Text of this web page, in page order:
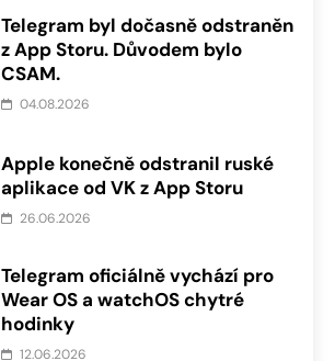
Telegram byl dočasně odstraněn
z App Storu. Důvodem bylo
CSAM.
04.08.2026
Apple konečně odstranil ruské
aplikace od VK z App Storu
26.06.2026
Telegram oficiálně vychází pro
Wear OS a watchOS chytré
hodinky
12.06.2026